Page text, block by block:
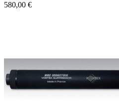
580,00 €